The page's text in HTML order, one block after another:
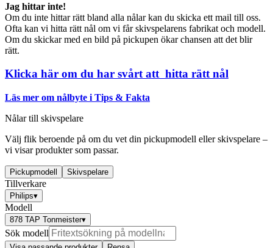
Jag hittar inte!
Om du inte hittar rätt bland alla nålar kan du skicka ett mail till oss.
Ofta kan vi hitta rätt nål om vi får skivspelarens fabrikat och modell.
Om du skickar med en bild på pickupen ökar chansen att det blir
rätt.
Klicka här om du har svårt att hitta rätt nål
Läs mer om nålbyte i Tips & Fakta
Nålar till skivspelare
Välj flik beroende på om du vet din pickupmodell eller skivspelare –
vi visar produkter som passar.
Pickupmodell Skivspelare
Tillverkare
Philips▾
Modell
878 TAP Tonmeister▾
Sök modell